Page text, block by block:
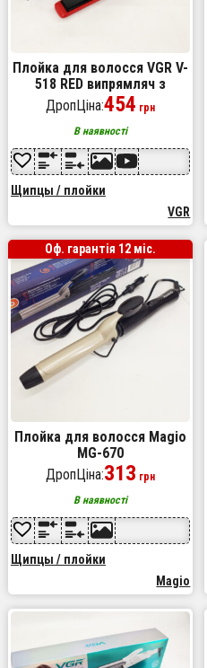
Плойка для волосся VGR V-
518 RED випрямляч з
керамічними пластинами
ДропЦіна:454 грн
В наявності
Щипцы / плойки
VGR
Плойка для волосся Magio
MG-670
ДропЦіна:313 грн
В наявності
Щипцы / плойки
Magio
Оф. гарантія 12 міс.